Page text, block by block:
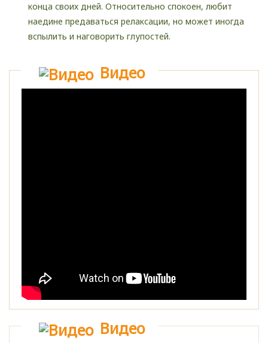
конца своих дней. Относительно спокоен, любит
наедине предаваться релаксации, но может иногда
вспылить и наговорить глупостей.
Видео
Видео